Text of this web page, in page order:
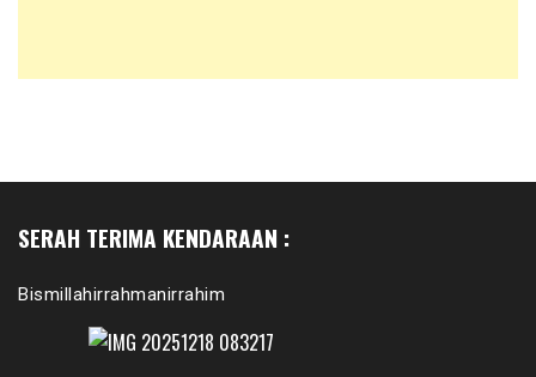
SERAH TERIMA KENDARAAN :
Bismillahirrahmanirrahim